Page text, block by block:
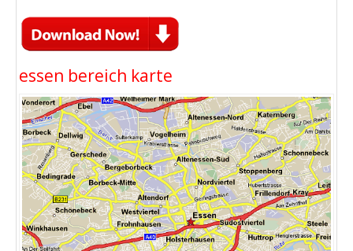
essen bereich karte